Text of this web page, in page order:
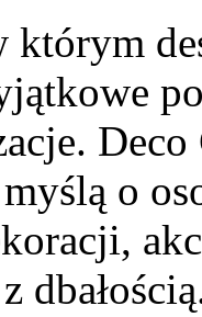
którym
o